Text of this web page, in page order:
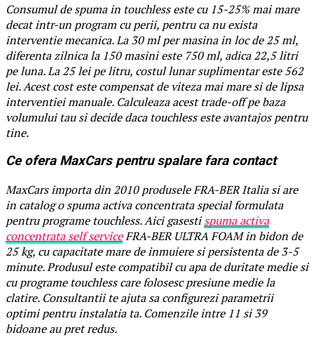
Consumul de spuma in touchless este cu 15-25% mai mare
decat intr-un program cu perii, pentru ca nu exista
interventie mecanica. La 30 ml per masina in loc de 25 ml,
diferenta zilnica la 150 masini este 750 ml, adica 22,5 litri
pe luna. La 25 lei pe litru, costul lunar suplimentar este 562
lei. Acest cost este compensat de viteza mai mare si de lipsa
interventiei manuale. Calculeaza acest trade-off pe baza
volumului tau si decide daca touchless este avantajos pentru
tine.
Ce ofera MaxCars pentru spalare fara contact
MaxCars importa din 2010 produsele FRA-BER Italia si are
in catalog o spuma activa concentrata special formulata
pentru programe touchless. Aici gasestispuma activa
concentrata self serviceFRA-BER ULTRA FOAM in bidon de
25 kg, cu capacitate mare de inmuiere si persistenta de 3-5
minute. Produsul este compatibil cu apa de duritate medie si
cu programe touchless care folosesc presiune medie la
clatire. Consultantii te ajuta sa configurezi parametrii
optimi pentru instalatia ta. Comenzile intre 11 si 39
bidoane au pret redus.